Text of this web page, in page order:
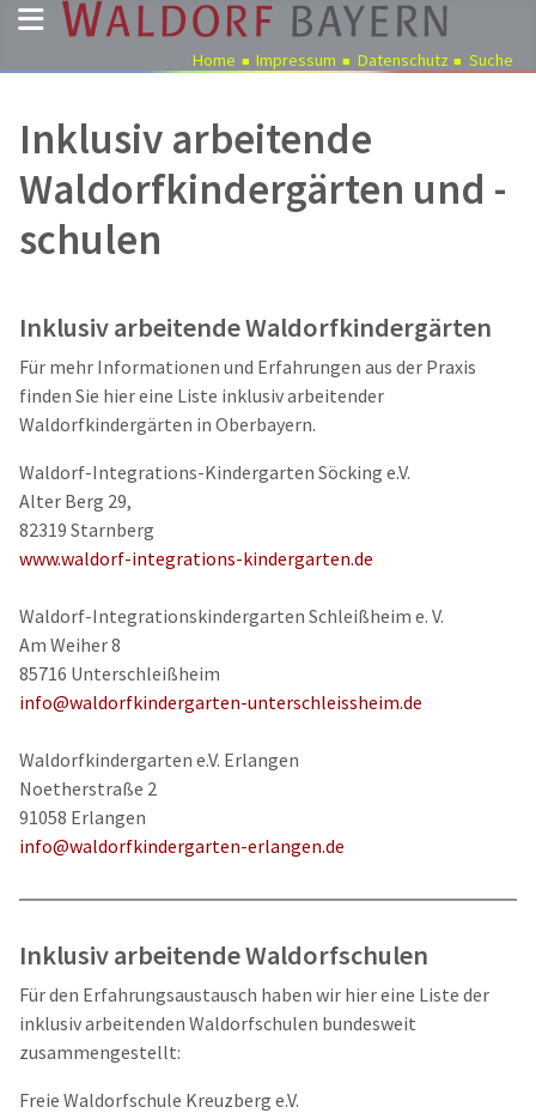
Pädagogik
uns
Kindergärten
Ausbildung
Aktuelles
Termine
Home Impressum Datenschutz Suche
Inklusiv arbeitende
Waldorfkindergärten und -
schulen
Inklusiv arbeitende Waldorfkindergärten
Für mehr Informationen und Erfahrungen aus der Praxis
finden Sie hier eine Liste inklusiv arbeitender
Waldorfkindergärten in Oberbayern.
Waldorf-Integrations-Kindergarten Söcking e.V.
Alter Berg 29,
82319 Starnberg
www.waldorf-integrations-kindergarten.de
Waldorf-Integrationskindergarten Schleißheim e. V.
Am Weiher 8
85716 Unterschleißheim
info@waldorfkindergarten-unterschleissheim.de
Waldorfkindergarten e.V. Erlangen
Noetherstraße 2
91058 Erlangen
info@waldorfkindergarten-erlangen.de
Inklusiv arbeitende Waldorfschulen
Für den Erfahrungsaustausch haben wir hier eine Liste der
inklusiv arbeitenden Waldorfschulen bundesweit
zusammengestellt:
Freie Waldorfschule Kreuzberg e.V.